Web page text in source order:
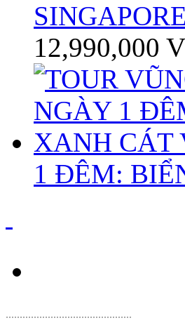
12,990,000
1 ĐÊM:
.............................................